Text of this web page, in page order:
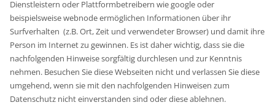
Dienstleistern oder Plattformbetreibern wie google oder
beispielsweise webnode ermöglichen Informationen über ihr
Surfverhalten (z.B. Ort, Zeit und verwendeter Browser) und damit ihre
Person im Internet zu gewinnen. Es ist daher wichtig, dass sie die
nachfolgenden Hinweise sorgfältig durchlesen und zur Kenntnis
nehmen. Besuchen Sie diese Webseiten nicht und verlassen Sie diese
umgehend, wenn sie mit den nachfolgenden Hinweisen zum
Datenschutz nicht einverstanden sind oder diese ablehnen.